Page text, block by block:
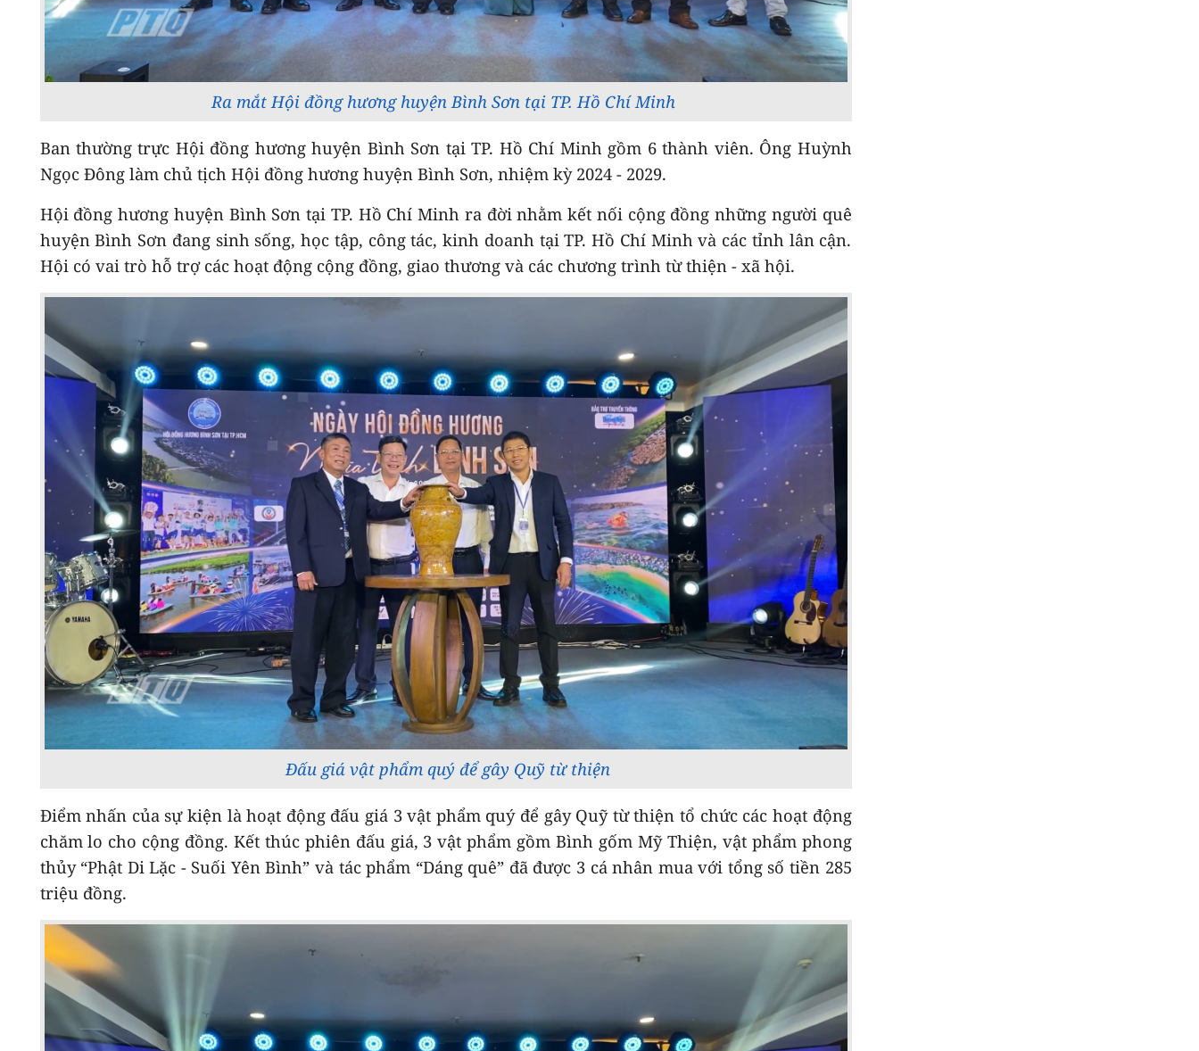
Ra mắt Hội đồng hương huyện Bình Sơn tại TP. Hồ Chí Minh
Ban thường trực Hội đồng hương huyện Bình Sơn tại TP. Hồ Chí Minh gồm 6 thành viên. Ông Huỳnh
Ngọc Đông làm chủ tịch Hội đồng hương huyện Bình Sơn, nhiệm kỳ 2024 - 2029.
Hội đồng hương huyện Bình Sơn tại TP. Hồ Chí Minh ra đời nhằm kết nối cộng đồng những người quê
huyện Bình Sơn đang sinh sống, học tập, công tác, kinh doanh tại TP. Hồ Chí Minh và các tỉnh lân cận.
Hội có vai trò hỗ trợ các hoạt động cộng đồng, giao thương và các chương trình từ thiện - xã hội.
Đấu giá vật phẩm quý để gây Quỹ từ thiện
Điểm nhấn của sự kiện là hoạt động đấu giá 3 vật phẩm quý để gây Quỹ từ thiện tổ chức các hoạt động
chăm lo cho cộng đồng. Kết thúc phiên đấu giá, 3 vật phẩm gồm Bình gốm Mỹ Thiện, vật phẩm phong
thủy “Phật Di Lặc - Suối Yên Bình” và tác phẩm “Dáng quê” đã được 3 cá nhân mua với tổng số tiền 285
triệu đồng.